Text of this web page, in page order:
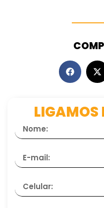
LIGAMOS